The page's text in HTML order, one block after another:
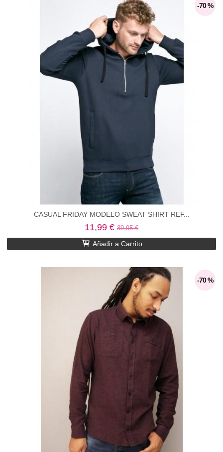
-70 %
CASUAL FRIDAY MODELO SWEAT SHIRT REF...
11,99 € 39,95 €
Añadir a Carrito
-70 %